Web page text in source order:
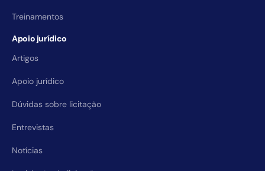
Treinamentos
Apoio jurídico
Artigos
Apoio jurídico
Dúvidas sobre licitação
Entrevistas
Notícias